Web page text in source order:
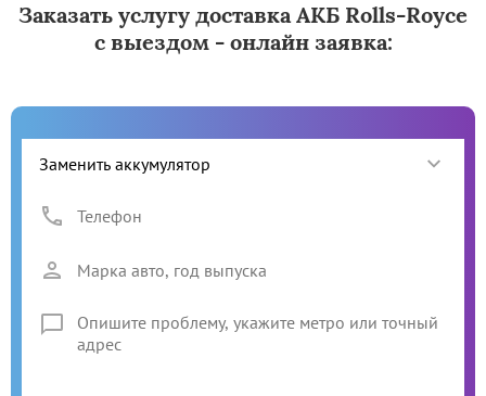
Заказать услугу доставка АКБ Rolls-Royce
с выездом - онлайн заявка: